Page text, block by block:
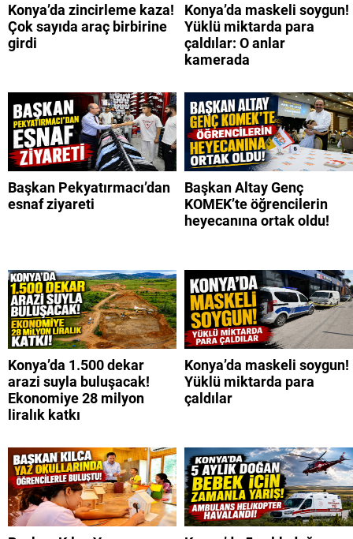
Konya’da zincirleme kaza!
Çok sayıda araç birbirine
girdi
Konya’da maskeli soygun!
Yüklü miktarda para
çaldılar: O anlar
kamerada
Başkan Pekyatırmacı’dan
esnaf ziyareti
Başkan Altay Genç
KOMEK’te öğrencilerin
heyecanına ortak oldu!
Konya’da 1.500 dekar
arazi suyla buluşacak!
Ekonomiye 28 milyon
liralık katkı
Konya’da maskeli soygun!
Yüklü miktarda para
çaldılar